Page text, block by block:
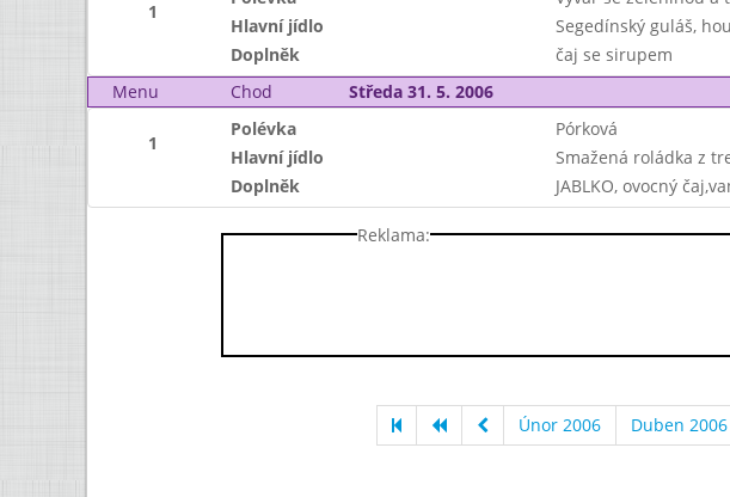
1
Hlavní jídlo
Segedínský guláš,
Doplněk
čaj se sirupem
Menu
Chod Středa 31. 5. 2006
1
Polévka
Pórková
Hlavní jídlo
Smažená roládka z
Doplněk
JABLKO, ovocný
Reklama:
Únor 2006 Duben 2006